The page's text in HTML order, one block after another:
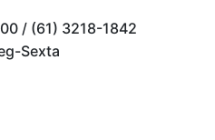
/ (61) 3218-1842
Sexta